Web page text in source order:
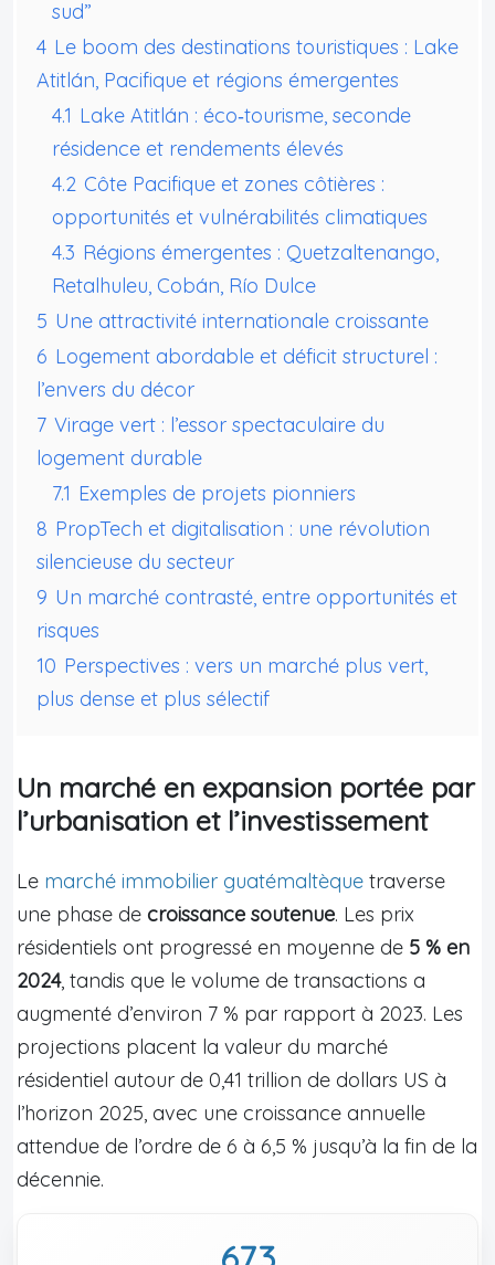
sud”
4 Le boom des destinations touristiques : Lake
Atitlán, Pacifique et régions émergentes
4.1 Lake Atitlán : éco‑tourisme, seconde
résidence et rendements élevés
4.2 Côte Pacifique et zones côtières :
opportunités et vulnérabilités climatiques
4.3 Régions émergentes : Quetzaltenango,
Retalhuleu, Cobán, Río Dulce
5 Une attractivité internationale croissante
6 Logement abordable et déficit structurel :
l’envers du décor
7 Virage vert : l’essor spectaculaire du
logement durable
7.1 Exemples de projets pionniers
8 PropTech et digitalisation : une révolution
silencieuse du secteur
9 Un marché contrasté, entre opportunités et
risques
10 Perspectives : vers un marché plus vert,
plus dense et plus sélectif
Un marché en expansion portée par
l’urbanisation et l’investissement
Le marché immobilier guatémaltèque traverse
une phase de croissance soutenue. Les prix
résidentiels ont progressé en moyenne de 5 % en
2024, tandis que le volume de transactions a
augmenté d’environ 7 % par rapport à 2023. Les
projections placent la valeur du marché
résidentiel autour de 0,41 trillion de dollars US à
l’horizon 2025, avec une croissance annuelle
attendue de l’ordre de 6 à 6,5 % jusqu’à la fin de la
décennie.